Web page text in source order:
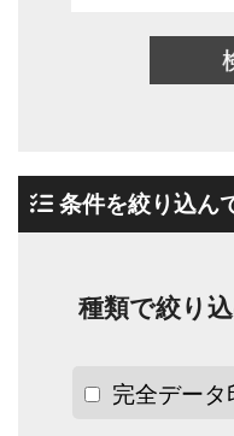
条件を絞り込ん
種類で絞り
完全データ